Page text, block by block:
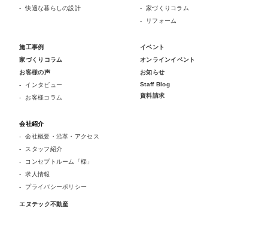
快適な暮らしの設計
家づくりコラム
リフォーム
施工事例
家づくりコラム
お客様の声
インタビュー
お客様コラム
イベント
オンラインイベント
お知らせ
Staff Blog
資料請求
会社紹介
会社概要・沿革・アクセス
スタッフ紹介
コンセプトルーム「檪」
求人情報
プライバシーポリシー
エヌテック不動産